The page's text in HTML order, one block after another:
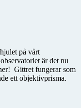
på vårt
är det nu
Gittret fungerar som
ett objektivprisma.